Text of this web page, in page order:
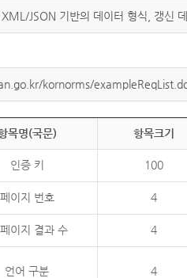
JSON 기반의 데이터 형식, 갱신
kornorms/
목명(국문) 항목크기
인증 키 100
페이지 번호 4
이지 결과 수 4
언어 구분 4